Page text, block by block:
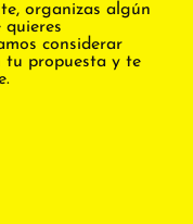
organizas algún
quieres
considerar
tu propuesta y te